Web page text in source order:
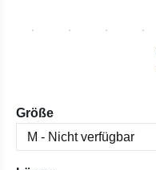
Größeauswählen